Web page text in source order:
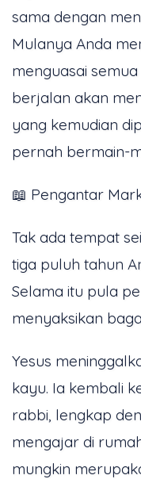
sama dengan
Mulanya Anda
menguasai
berjalan akan
yang kemudian
pernah bermain-
📖 Pengantar
Tak ada tempat
tiga puluh tahun
Selama itu pula
menyaksikan
Yesus
kayu. Ia kembali
rabbi, lengkap
mengajar di
mungkin